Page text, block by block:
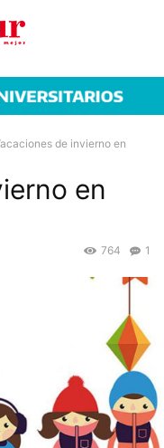
de invierno en
en
1
764